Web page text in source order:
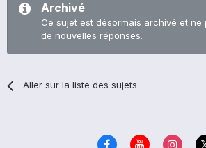
Archivé
Ce sujet est désormais archivé et
de nouvelles réponses.
Aller sur la liste des sujets